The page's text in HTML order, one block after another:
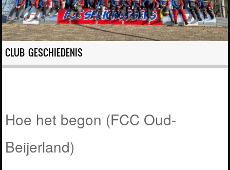
CLUB GESCHIEDENIS
Hoe het begon (FCC Oud-
Beijerland)